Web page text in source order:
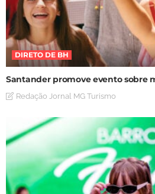
DIRETO DE BH
Santander promove evento sobre
Redação Jornal MG Turismo